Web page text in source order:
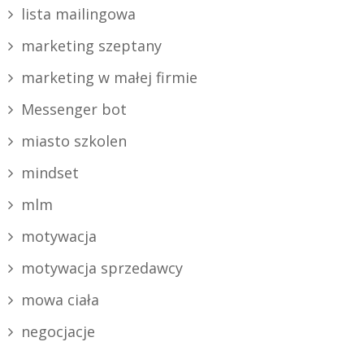
lista mailingowa
marketing szeptany
marketing w małej firmie
Messenger bot
miasto szkolen
mindset
mlm
motywacja
motywacja sprzedawcy
mowa ciała
negocjacje